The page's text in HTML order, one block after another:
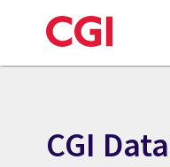
to
CGI